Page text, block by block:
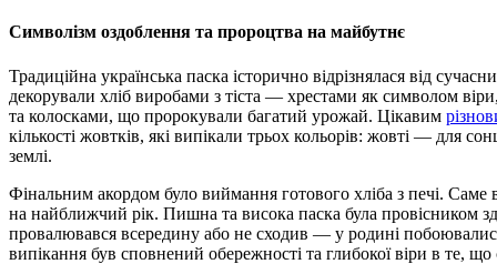
Символізм оздоблення та пророцтва на майбутнє
Традиційна українська паска історично відрізнялася від
декорували хліб виробами з тіста — хрестами як символом
та колосками, що пророкували багатий урожай. Цікавим
кількості жовтків, які випікали трьох кольорів: жовті — для
землі.
Фінальним акордом було виймання готового хліба з печі.
на найближчий рік. Пишна та висока паска була провісником
провалювався всередину або не сходив — у родині
випікання був сповнений обережності та глибокої віри в те,